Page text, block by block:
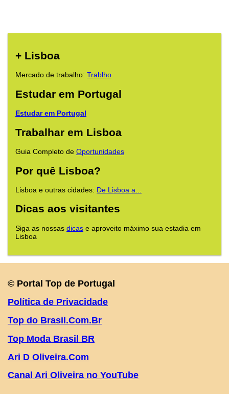
+ Lisboa
Mercado de trabalho: Trablho
Estudar em Portugal
Estudar em Portugal
Trabalhar em Lisboa
Guia Completo de Oportunidades
Por quê Lisboa?
Lisboa e outras cidades: De Lisboa a...
Dicas aos visitantes
Siga as nossas dicas e aproveito máximo sua estadia em
Lisboa
© Portal Top de Portugal
Política de Privacidade
Top do Brasil.Com.Br
Top Moda Brasil BR
Ari D Oliveira.Com
Canal Ari Oliveira no YouTube